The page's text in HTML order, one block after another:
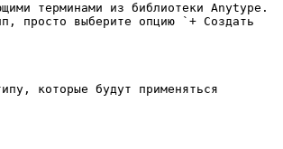
терминами из библиотеки Anytype.
просто выберите опцию `+ Создать
которые будут применяться